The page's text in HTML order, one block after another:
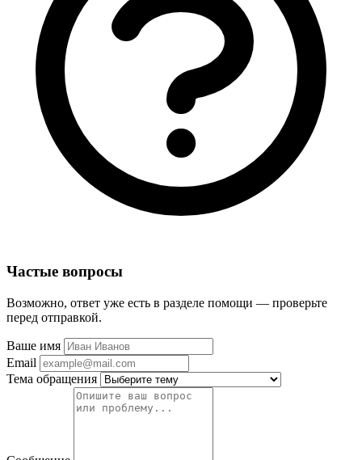
Частые вопросы
Возможно, ответ уже есть в разделе помощи — проверьте
перед отправкой.
Ваше имя
Email
Тема обращения